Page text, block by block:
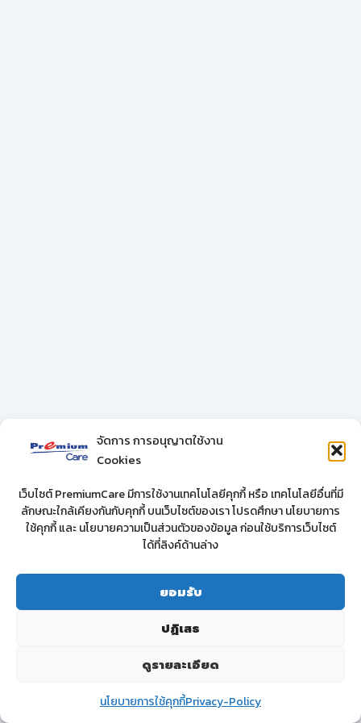
จัดการ การอนุญาตใช้งาน
Cookies
เว็บไซต์ PremiumCare มีการใช้งานเทคโนโลยีคุกกี้ หรือ เทคโนโลยีอื่นที่มี
ลักษณะใกล้เคียงกันกับคุกกี้ บนเว็บไซต์ของเรา โปรดศึกษา นโยบายการ
ใช้คุกกี้ และ นโยบายความเป็นส่วนตัวของข้อมูล ก่อนใช้บริการเว็บไซต์
ได้ที่ลิงค์ด้านล่าง
ยอมรับ
ปฏิเสธ
ดูรายละเอียด
นโยบายการใช้คุกกี้Privacy-Policy